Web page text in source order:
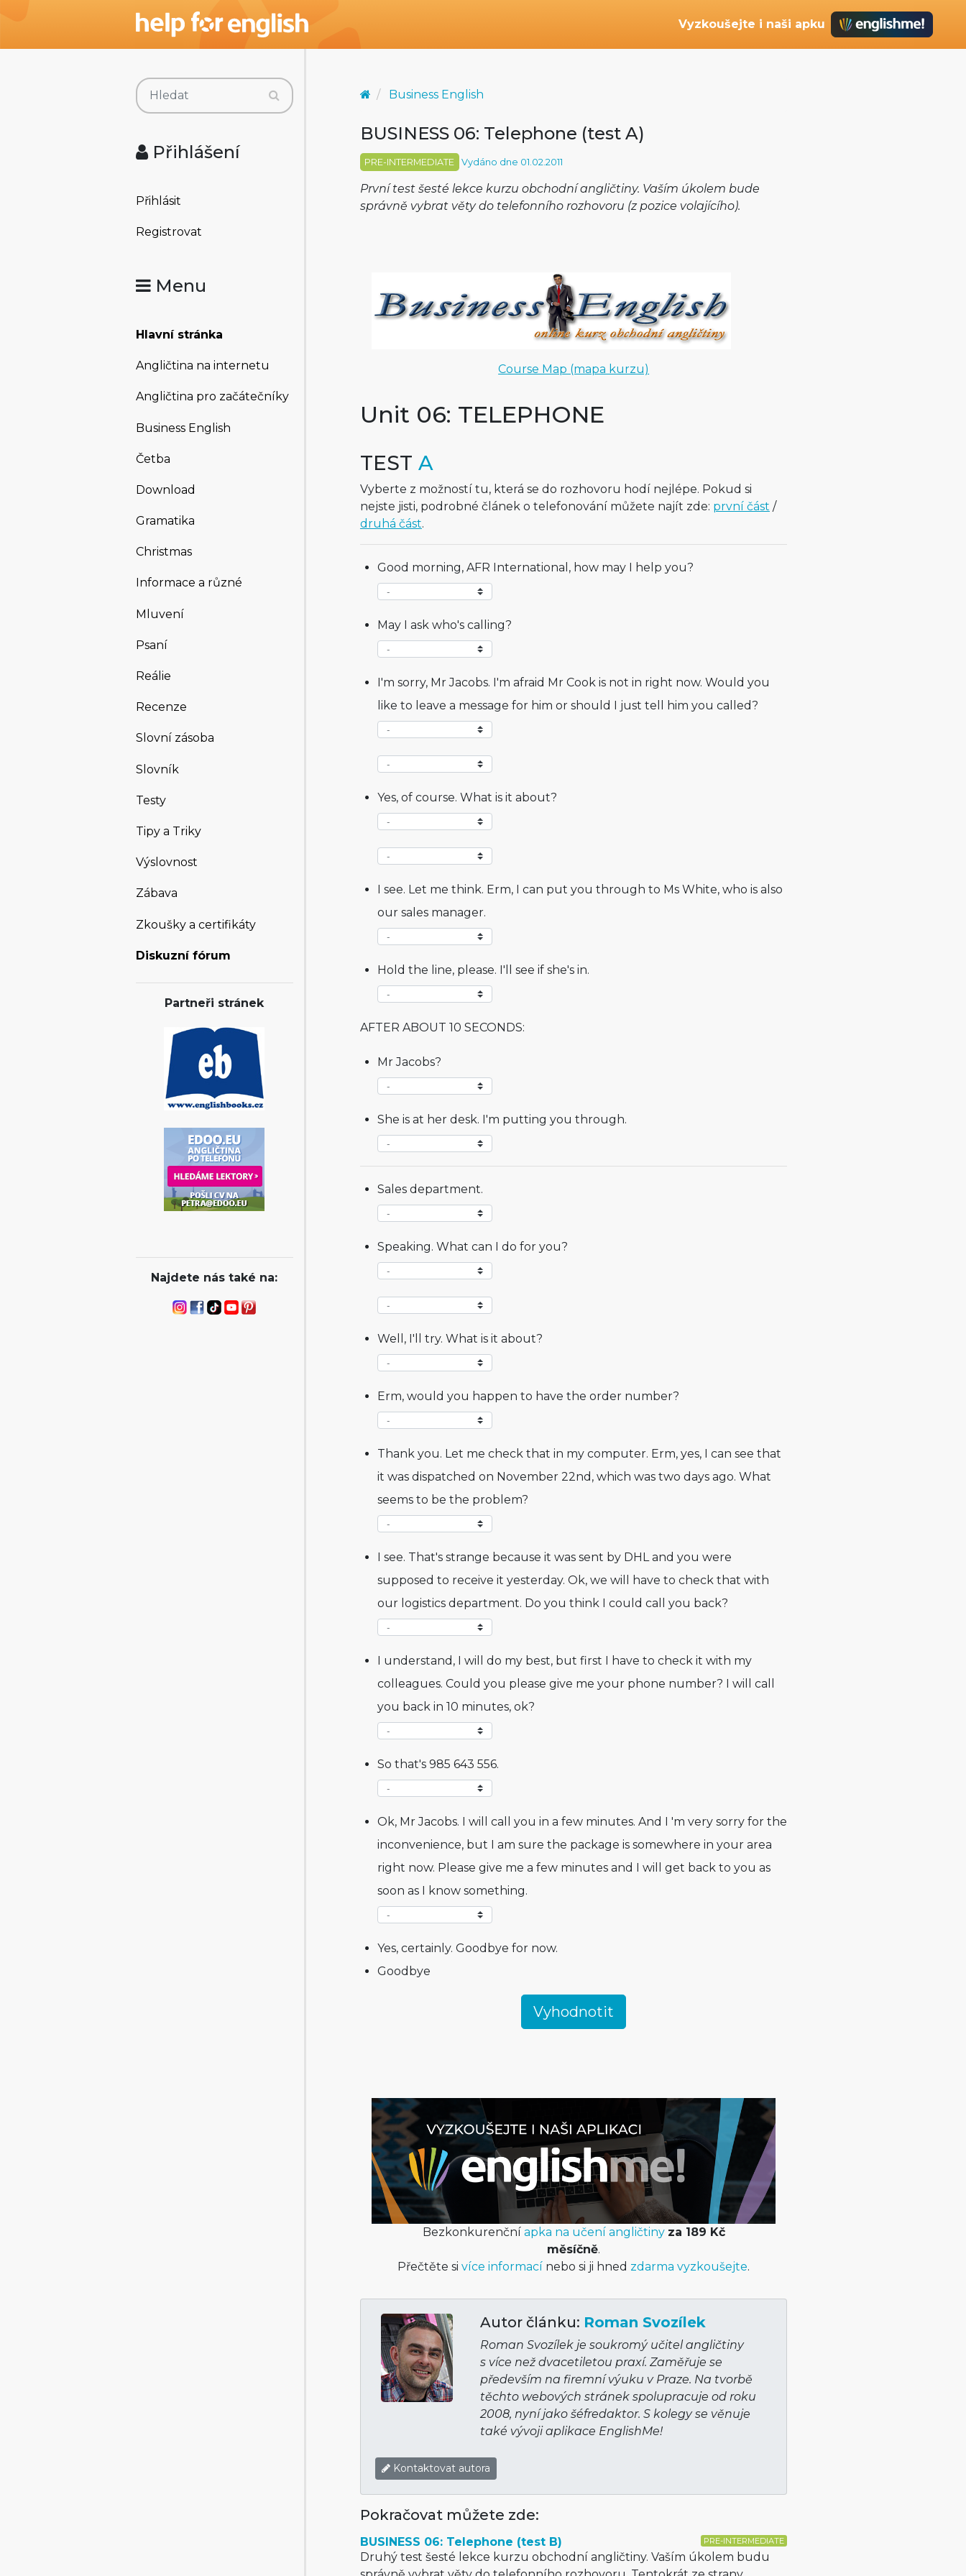
Vyzkoušejte i naši apku
Přihlášení
Přihlásit
Registrovat
Menu
Hlavní stránka
Angličtina na internetu
Angličtina pro začátečníky
Business English
Četba
Download
Gramatika
Christmas
Informace a různé
Mluvení
Psaní
Reálie
Recenze
Slovní zásoba
Slovník
Testy
Tipy a Triky
Výslovnost
Zábava
Zkoušky a certifikáty
Diskuzní fórum
Partneři stránek
Najdete nás také na:
Business English
BUSINESS 06: Telephone (test A)
PRE-INTERMEDIATE Vydáno dne 01.02.2011
První test šesté lekce kurzu obchodní angličtiny. Vaším úkolem bude
správně vybrat věty do telefonního rozhovoru (z pozice volajícího).
Course Map (mapa kurzu)
Unit 06: TELEPHONE
TEST A
Vyberte z možností tu, která se do rozhovoru hodí nejlépe. Pokud si
nejste jisti, podrobné článek o telefonování můžete najít zde: první část /
druhá část.
Good morning, AFR International, how may I help you?
May I ask who's calling?
I'm sorry, Mr Jacobs. I'm afraid Mr Cook is not in right now. Would you
like to leave a message for him or should I just tell him you called?
Yes, of course. What is it about?
I see. Let me think. Erm, I can put you through to Ms White, who is also
our sales manager.
Hold the line, please. I'll see if she's in.
AFTER ABOUT 10 SECONDS:
Mr Jacobs?
She is at her desk. I'm putting you through.
Sales department.
Speaking. What can I do for you?
Well, I'll try. What is it about?
Erm, would you happen to have the order number?
Thank you. Let me check that in my computer. Erm, yes, I can see that
it was dispatched on November 22nd, which was two days ago. What
seems to be the problem?
I see. That's strange because it was sent by DHL and you were
supposed to receive it yesterday. Ok, we will have to check that with
our logistics department. Do you think I could call you back?
I understand, I will do my best, but first I have to check it with my
colleagues. Could you please give me your phone number? I will call
you back in 10 minutes, ok?
So that's 985 643 556.
Ok, Mr Jacobs. I will call you in a few minutes. And I 'm very sorry for the
inconvenience, but I am sure the package is somewhere in your area
right now. Please give me a few minutes and I will get back to you as
soon as I know something.
Yes, certainly. Goodbye for now.
Goodbye
Bezkonkurenční apka na učení angličtiny za 189 Kč
měsíčně.
Přečtěte sivíce informací nebo si ji hned zdarma vyzkoušejte.
Autor článku: Roman Svozílek
Roman Svozílek je soukromý učitel angličtiny
s více než dvacetiletou praxí. Zaměřuje se
především na firemní výuku v Praze. Na tvorbě
těchto webových stránek spolupracuje od roku
2008, nyní jako šéfredaktor. S kolegy se věnuje
také vývoji aplikace EnglishMe!
Kontaktovat autora
Pokračovat můžete zde:
PRE-INTERMEDIATE
BUSINESS 06: Telephone (test B)
Druhý test šesté lekce kurzu obchodní angličtiny. Vaším úkolem budu